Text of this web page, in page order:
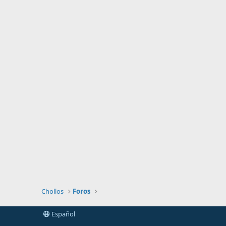
Chollos Foros
Español